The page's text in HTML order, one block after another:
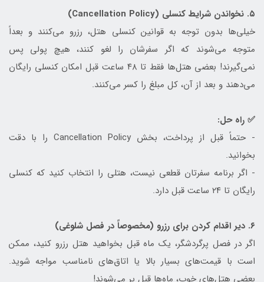
۵. نخواندن شرایط کنسلی (Cancellation Policy)
خیلی‌ها بدون توجه به قوانین کنسلی هتل، رزرو می‌کنند و بعداً
متوجه می‌شوند که اگر سفرشان را لغو کنند، هیچ پولی پس
نمی‌گیرند! بعضی هتل‌ها فقط تا ۴۸ ساعت قبل امکان کنسلی رایگان
می‌دهند و بعد از آن، کل مبلغ را کسر می‌کنند.
✅ راه حل:
- حتماً قبل از پرداخت، بخش Cancellation Policy را با دقت
بخوانید.
- اگر برنامه سفرتان قطعی نیست، هتلی را انتخاب کنید که کنسلی
رایگان تا ۲۴ ساعت قبل دارد.
۶. دیر اقدام کردن برای رزرو (مخصوصاً در فصل شلوغی)
اگر در فصل پرگردشگر، یک ماه قبل بخواهید هتل رزرو کنید، ممکن
است با قیمت‌های بسیار بالا یا اتاق‌های نامناسب مواجه شوید.
بعضی هتل‌های خوب، ماه‌ها قبل پر می‌شوند!